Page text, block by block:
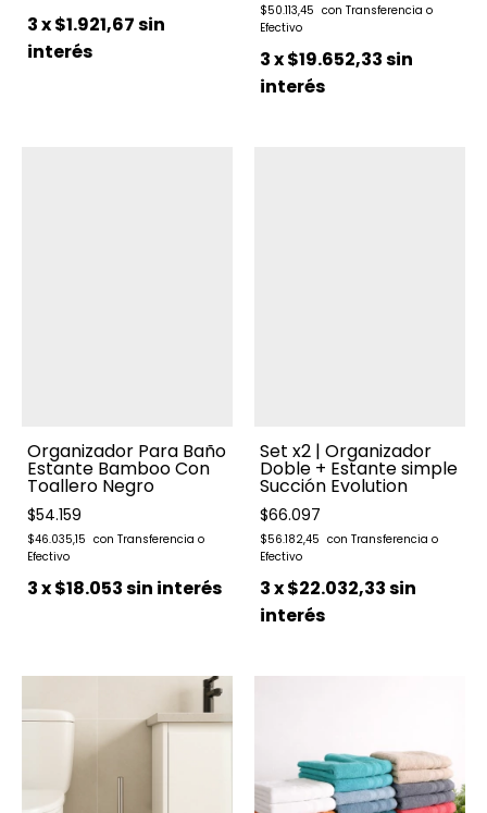
3x$1.921,67sin
interés
$50.113,45
3x$19.652,33sin
interés
Organizador Para Baño
Estante Bamboo Con
Toallero Negro
$54.159
$46.035,15
3x$18.053sin interés
Set x2 | Organizador
Doble + Estante simple
Succión Evolution
$66.097
$56.182,45
3x$22.032,33sin
interés